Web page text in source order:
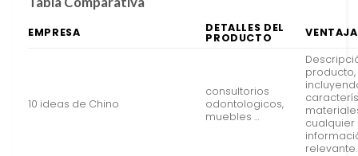
EMPRESA DETALLES DEL
PRODUCTO
10 ideas de Chino
consultorios
odontologicos,
muebles …
producto,
cualquier
relevante.